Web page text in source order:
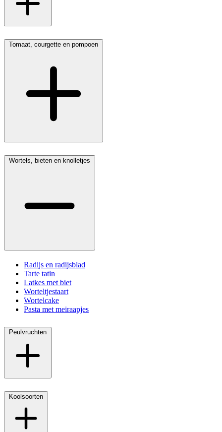
Tomaat, courgette en pompoen
Wortels, bieten en knolletjes
Radijs en radijsblad
Tarte tatin
Latkes met biet
Worteltjestaart
Wortelcake
Pasta met meiraapjes
Peulvruchten
Koolsoorten